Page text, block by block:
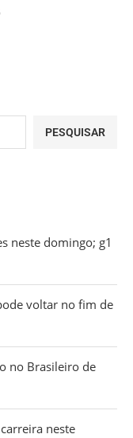
PESQUISAR
neste domingo; g1
voltar no fim de
no Brasileiro de
neste